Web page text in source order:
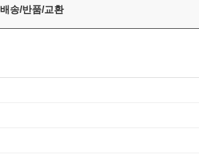
배송/반품/교환